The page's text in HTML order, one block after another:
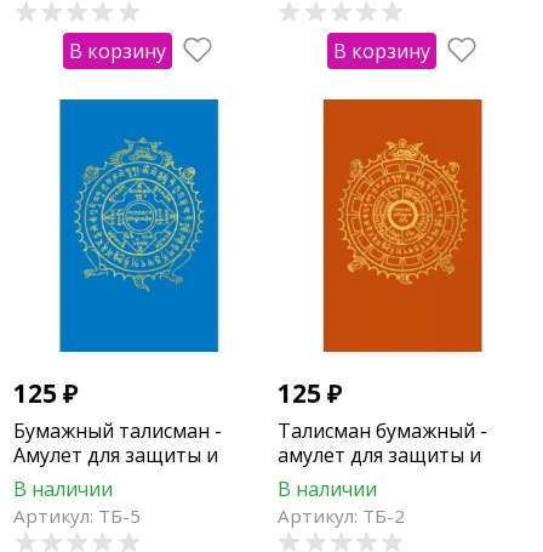
В корзину В корзину
125₽
Бумажный талисман -
Амулет для защиты и
удачи (крыса, свинья)
В наличии
Артикул: ТБ-5
125₽
Талисман бумажный -
амулет для защиты и
удачи (бык, овца, дракон,
собака)
В наличии
Артикул: ТБ-2